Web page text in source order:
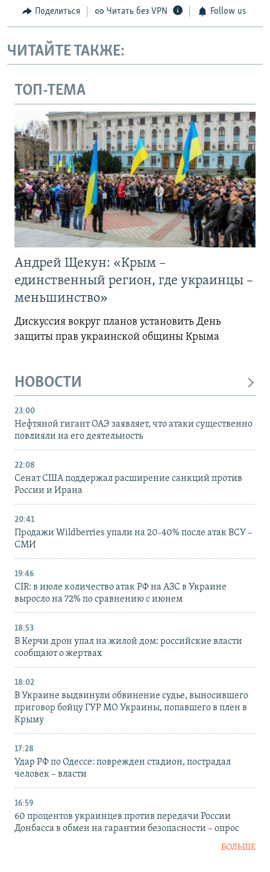
Поделиться Читать без VPN Follow us
ЧИТАЙТЕ ТАКЖЕ:
ТОП-ТЕМА
Андрей Щекун: «Крым –
единственный регион, где украинцы –
меньшинство»
Дискуссия вокруг планов установить День
защиты прав украинской общины Крыма
НОВОСТИ
23:00
Нефтяной гигант ОАЭ заявляет, что атаки существенно
повлияли на его деятельность
22:08
Сенат США поддержал расширение санкций против
России и Ирана
20:41
Продажи Wildberries упали на 20-40% после атак ВСУ –
СМИ
19:46
CIR: в июле количество атак РФ на АЗС в Украине
выросло на 72% по сравнению с июнем
18:53
В Керчи дрон упал на жилой дом: российские власти
сообщают о жертвах
18:02
В Украине выдвинули обвинение судье, выносившего
приговор бойцу ГУР МО Украины, попавшего в плен в
Крыму
17:28
Удар РФ по Одессе: поврежден стадион, пострадал
человек – власти
16:59
60 процентов украинцев против передачи России
Донбасса в обмен на гарантии безопасности – опрос
БОЛЬШЕ